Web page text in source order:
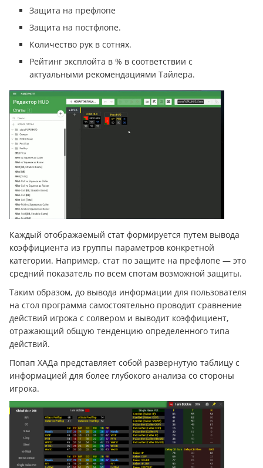
Защита на префлопе
Защита на постфлопе.
Количество рук в сотнях.
Рейтинг эксплойта в % в соответствии с
актуальными рекомендациями Тайлера.
Каждый отображаемый стат формируется путем вывода
коэффициента из группы параметров конкретной
категории. Например, стат по защите на префлопе — это
средний показатель по всем спотам возможной защиты.
Таким образом, до вывода информации для пользователя
на стол программа самостоятельно проводит сравнение
действий игрока с солвером и выводит коэффициент,
отражающий общую тенденцию определенного типа
действий.
Попап ХАДа представляет собой развернутую таблицу с
информацией для более глубокого анализа со стороны
игрока.